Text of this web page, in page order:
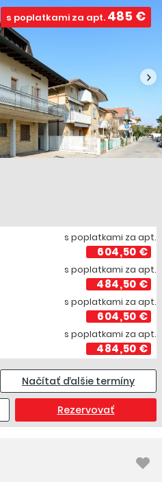
s poplatkami za apt. 485 €
s poplatkami za apt.
604,50 €
s poplatkami za apt.
484,50 €
s poplatkami za apt.
604,50 €
s poplatkami za apt.
484,50 €
Načítať ďalšie termíny
Rezervovať